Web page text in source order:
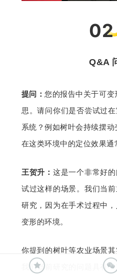
02
Q&A
提问：您的报告中关于可
思。请问你们是否尝试过
系统？例如树叶会持续摆
在这类环境中的定位效果通
王贺升： 这是一个非常好
试过这样的场景。我们当
研究，因为在手术过程中
变形的环境。
你提到的树叶等农业场景
我们当前研究的问题具有